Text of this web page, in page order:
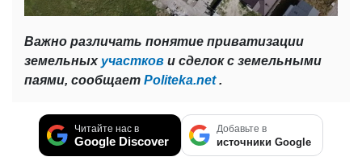
Важно различать понятие приватизации
земельных участков и сделок с земельными
паями, сообщает Politeka.net.
Читайте нас в
Google Discover
Добавьте в
источники Google